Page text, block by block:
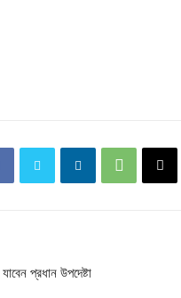
প্রধান উপদেষ্টা